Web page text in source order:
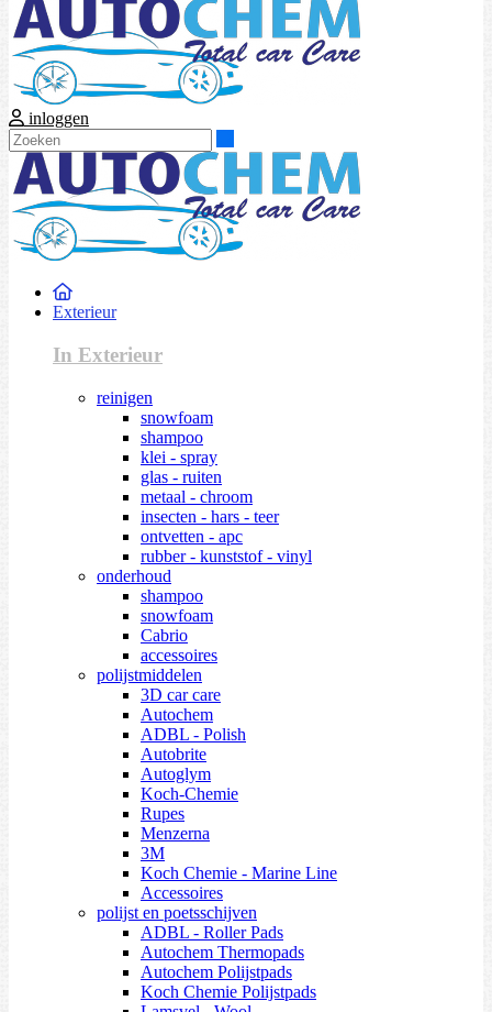
inloggen
Exterieur
In Exterieur
reinigen
snowfoam
shampoo
klei - spray
glas - ruiten
metaal - chroom
insecten - hars - teer
ontvetten - apc
rubber - kunststof - vinyl
onderhoud
shampoo
snowfoam
Cabrio
accessoires
polijstmiddelen
3D car care
Autochem
ADBL - Polish
Autobrite
Autoglym
Koch-Chemie
Rupes
Menzerna
3M
Koch Chemie - Marine Line
Accessoires
polijst en poetsschijven
ADBL - Roller Pads
Autochem Thermopads
Autochem Polijstpads
Koch Chemie Polijstpads